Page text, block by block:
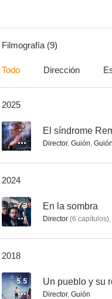
El ejercicio del poder
Filmografía (9)
Todo Dirección
2025
-- El síndrome
Director, Guión,
2024
7.3 En la sombra
Director (6 capítulos),
2018
5.5 Un pueblo y su
Director, Guión